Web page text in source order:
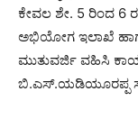
ಕೇವಲ ಶೇ. 5 ರಿಂದ 6
ಅಭಿಯೋಗ ಇಲಾಖೆ
ಮುತುವರ್ಜಿ ವಹಿಸಿ
ಬಿ.ಎಸ್.ಯಡಿಯೂರಪ್ಪ